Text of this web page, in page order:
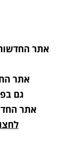
אתר
אתר
גם
אתר